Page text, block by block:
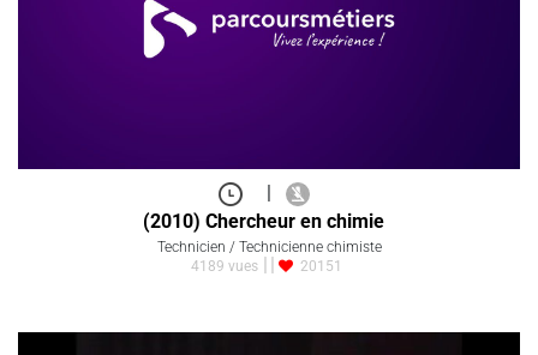
(2010) Chercheur en chimie
Technicien / Technicienne chimiste
4189 vues
20151